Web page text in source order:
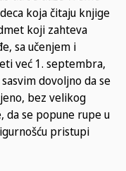
koja čitaju knjige
koji zahteva
sa učenjem i
već 1. septembra,
dovoljno da se
bez velikog
da se popune rupe u
pristupi